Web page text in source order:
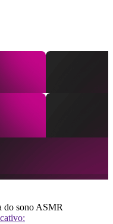
do sono ASMR